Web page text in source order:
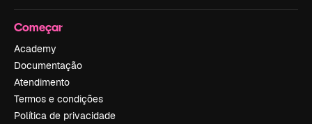
Começar
Academy
Documentação
Atendimento
Termos e condições
Política de privacidade